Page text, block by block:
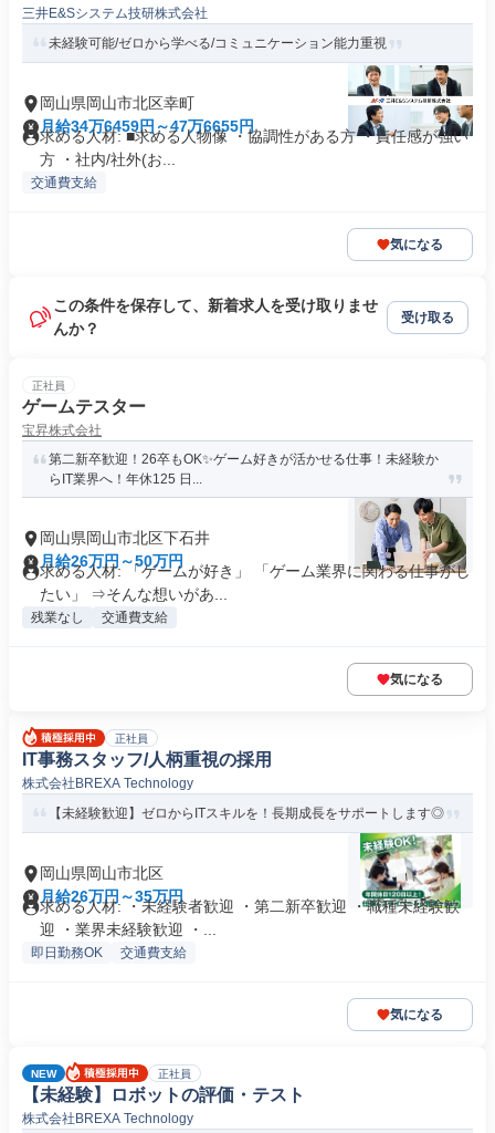
三井E&Sシステム技研株式会社
未経験可能/ゼロから学べる/コミュニケーション能力重視
岡山県岡山市北区幸町
月給34万6459円～47万6655円
求める人材: ■求める人物像 ・協調性がある方 ・責任感が強い
方 ・社内/社外(お...
交通費支給
気になる
この条件を保存して、新着求人を受け取りませ
んか？
受け取る
正社員
ゲームテスター
宝昇株式会社
第二新卒歓迎！26卒もOK✨ゲーム好きが活かせる仕事！未経験か
らIT業界へ！年休125 日...
岡山県岡山市北区下石井
月給26万円～50万円
求める人材: 「ゲームが好き」 「ゲーム業界に関わる仕事がし
たい」 ⇒そんな想いがあ...
残業なし 交通費支給
気になる
正社員
IT事務スタッフ/人柄重視の採用
株式会社BREXA Technology
【未経験歓迎】ゼロからITスキルを！長期成長をサポートします◎
岡山県岡山市北区
月給26万円～35万円
求める人材: ・未経験者歓迎 ・第二新卒歓迎 ・職種未経験歓
迎 ・業界未経験歓迎 ・...
即日勤務OK 交通費支給
気になる
NEW 正社員
【未経験】ロボットの評価・テスト
株式会社BREXA Technology